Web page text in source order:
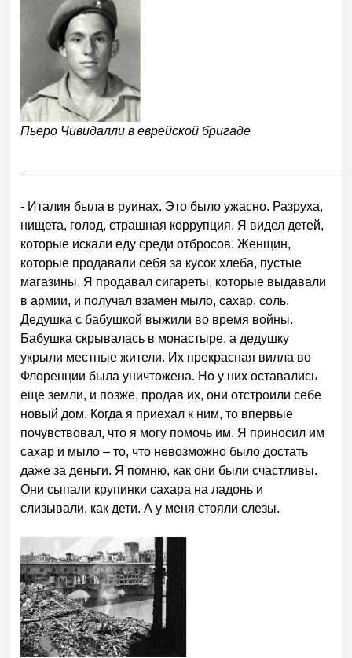
Пьеро Чивидалли в еврейской бригаде
- Италия была в руинах. Это было ужасно. Разруха,
нищета, голод, страшная коррупция. Я видел детей,
которые искали еду среди отбросов. Женщин,
которые продавали себя за кусок хлеба, пустые
магазины. Я продавал сигареты, которые выдавали
в армии, и получал взамен мыло, сахар, соль.
Дедушка с бабушкой выжили во время войны.
Бабушка скрывалась в монастыре, а дедушку
укрыли местные жители. Их прекрасная вилла во
Флоренции была уничтожена. Но у них оставались
еще земли, и позже, продав их, они отстроили себе
новый дом. Когда я приехал к ним, то впервые
почувствовал, что я могу помочь им. Я приносил им
сахар и мыло – то, что невозможно было достать
даже за деньги. Я помню, как они были счастливы.
Они сыпали крупинки сахара на ладонь и
слизывали, как дети. А у меня стояли слезы.